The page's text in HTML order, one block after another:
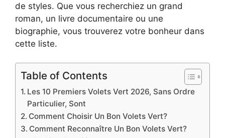
de styles. Que vous recherchiez un grand
roman, un livre documentaire ou une
biographie, vous trouverez votre bonheur dans
cette liste.
Table of Contents
Les 10 Premiers Volets Vert 2026, Sans Ordre
Particulier, Sont
Comment Choisir Un Bon Volets Vert?
Comment Reconnaître Un Bon Volets Vert?